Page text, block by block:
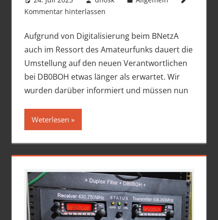
Kommentar hinterlassen
Aufgrund von Digitalisierung beim BNetzA
auch im Ressort des Amateurfunks dauert die
Umstellung auf den neuen Verantwortlichen
bei DB0BOH etwas länger als erwartet. Wir
wurden darüber informiert und müssen nun
Weterlesen